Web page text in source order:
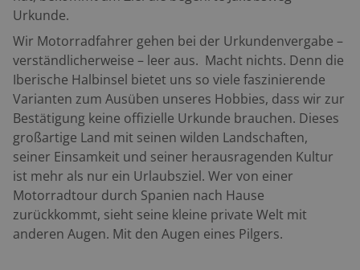
Urkunde.
Wir Motorradfahrer gehen bei der Urkundenvergabe –
verständlicherweise – leer aus. Macht nichts. Denn die
Iberische Halbinsel bietet uns so viele faszinierende
Varianten zum Ausüben unseres Hobbies, dass wir zur
Bestätigung keine offizielle Urkunde brauchen. Dieses
großartige Land mit seinen wilden Landschaften,
seiner Einsamkeit und seiner herausragenden Kultur
ist mehr als nur ein Urlaubsziel. Wer von einer
Motorradtour durch Spanien nach Hause
zurückkommt, sieht seine kleine private Welt mit
anderen Augen. Mit den Augen eines Pilgers.